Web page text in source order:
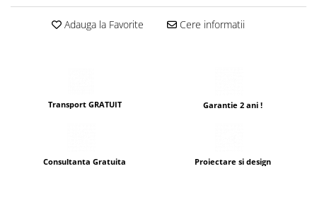
Adauga la Favorite Cere informatii
Transport GRATUIT Garantie 2 ani !
Consultanta Gratuita Proiectare si design